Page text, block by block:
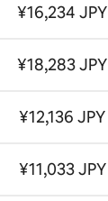
¥16,234 JPY
¥18,283 JPY
¥12,136 JPY
¥11,033 JPY